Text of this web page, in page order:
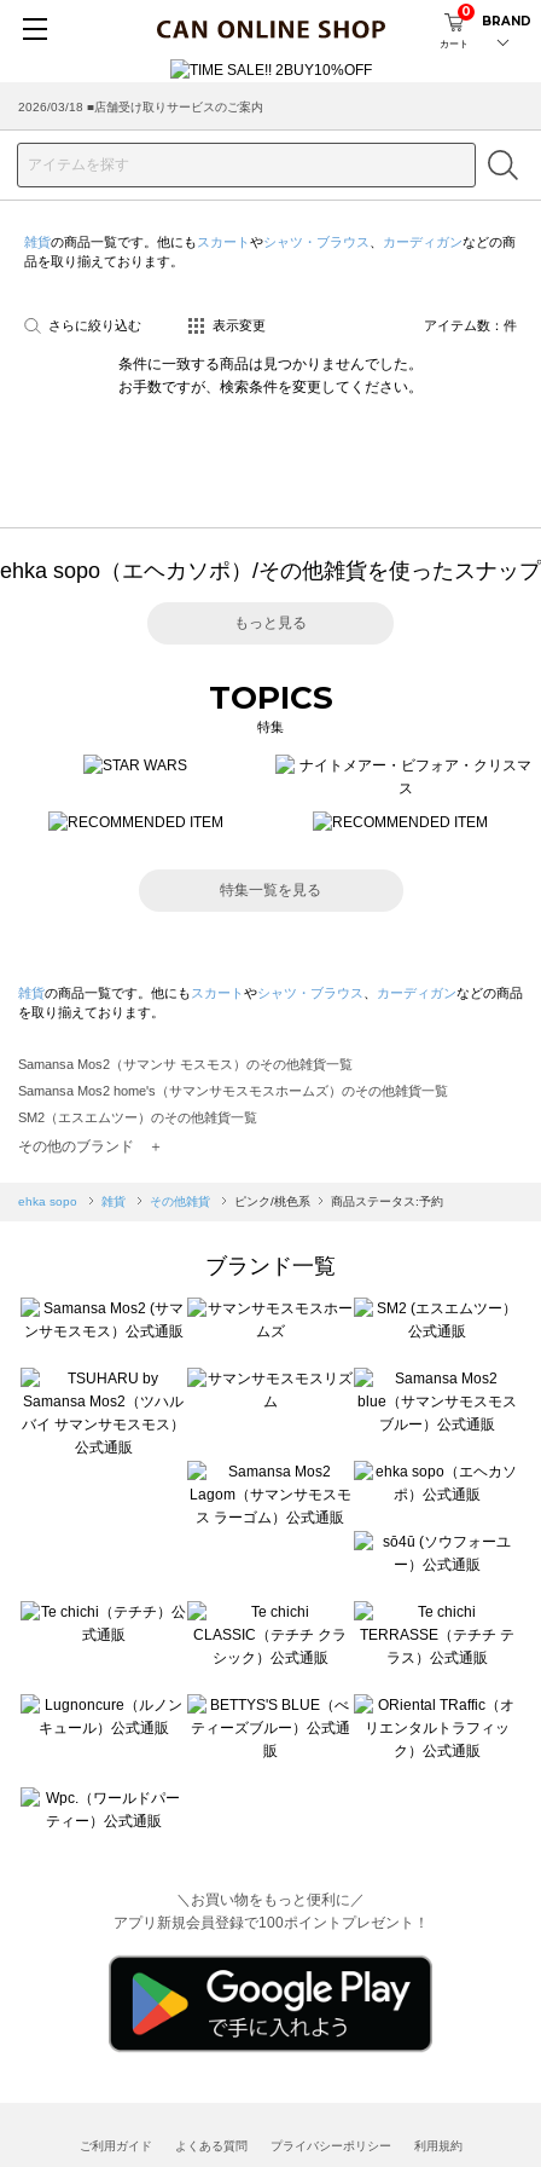
カート
0
BRAND
2026/03/18 ■店舗受け取りサービスのご案内
雑貨の商品一覧です。他にも スカート やシャツ・ブラウス カーディガンなどの商
品を取り揃えております。
さらに絞り込む 表示変更 アイテム数： 件
条件に一致する商品は見つかりませんでした。
お手数ですが、検索条件を変更してください。
ehka sopo（エヘカソポ）/その他雑貨を使ったスナップ
もっと見る
TOPICS
特集
特集一覧を見る
雑貨の商品一覧です。他にも スカート やシャツ・ブラウス カーディガンなどの商品
を取り揃えております。
Samansa Mos2（サマンサ モスモス）のその他雑貨一覧
Samansa Mos2 home's（サマンサモスモスホームズ）のその他雑貨一覧
SM2（エスエムツー）のその他雑貨一覧
TSUHARU by Samansa Mos2（ツハルバイサマンサモスモス）のその他雑貨一覧
Samansa Mos2 blue（サマンサモスモス ブルー）のその他雑貨一覧
sō4ū（ソウフォーユー）のその他雑貨一覧
Te chichi（テチチ）のその他雑貨一覧
Te chichi CLASSIC（テチチ クラシック）のその他雑貨一覧
Lugnoncure（ルノンキュール）のその他雑貨一覧
BETTY'S BLUE（べティーズブルー）のその他雑貨一覧
Wpc.（ワールドパーティー）のその他雑貨一覧
その他のブランド ＋
ehka sopo 雑貨 その他雑貨 ピンク/桃色系 商品ステータス:予約
ブランド一覧
＼お買い物をもっと便利に／
アプリ新規会員登録で100ポイントプレゼント！
ご利用ガイド よくある質問 プライバシーポリシー 利用規約